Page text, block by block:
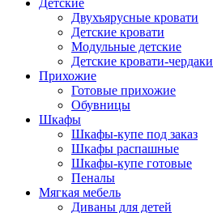
Двухъярусные кровати
Детские кровати
Модульные детские
Детские кровати-чердаки
Прихожие
Готовые прихожие
Обувницы
Шкафы
Шкафы-купе под заказ
Шкафы распашные
Шкафы-купе готовые
Пеналы
Мягкая мебель
Диваны для детей